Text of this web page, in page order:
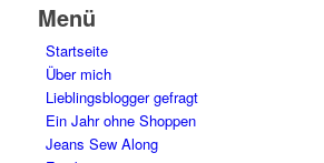
Menü
Startseite
Über mich
Lieblingsblogger gefragt
Ein Jahr ohne Shoppen
Jeans Sew Along